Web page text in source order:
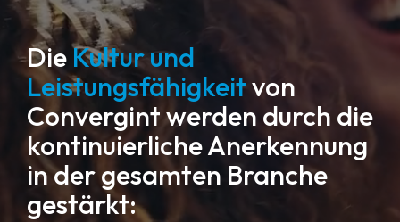
DieKultur und
Leistungsfähigkeitvon
Convergint werden durch die
kontinuierliche Anerkennung
in der gesamten Branche
gestärkt: